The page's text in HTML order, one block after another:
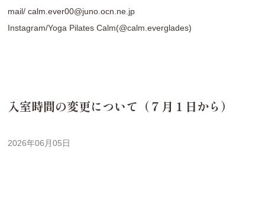
mail/calm.ever00@juno.ocn.ne.jp
Instagram/Yoga Pilates Calm(@calm.everglades)
入室時間の変更について（７月１日から）
2026年06月05日